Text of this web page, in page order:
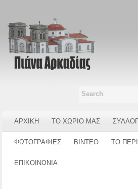
ΑΡΧΙΚΗ ΤΟ ΧΩΡΙΟ ΜΑΣ
ΦΩΤΟΓΡΑΦΙΕΣ ΒΙΝΤΕΟ ΤΟ
ΕΠΙΚΟΙΝΩΝΙΑ